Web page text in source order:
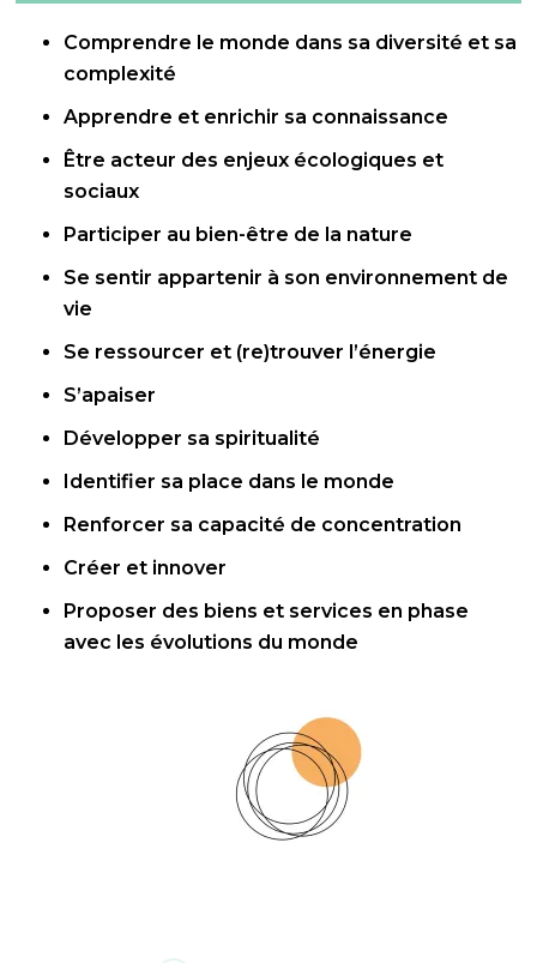
Comprendre le monde dans sa diversité et sa
complexité
Apprendre et enrichir sa connaissance
Être acteur des enjeux écologiques et
sociaux
Participer au bien-être de la nature
Se sentir appartenir à son environnement de
vie
Se ressourcer et (re)trouver l’énergie
S’apaiser
Développer sa spiritualité
Identifier sa place dans le monde
Renforcer sa capacité de concentration
Créer et innover
Proposer des biens et services en phase
avec les évolutions du monde